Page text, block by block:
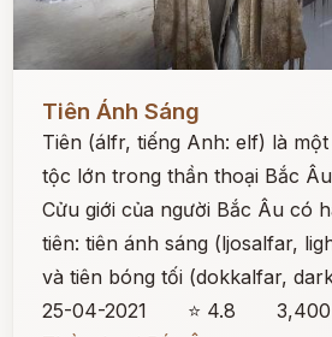
Tiên Ánh Sáng
Tiên (álfr, tiếng Anh: elf) là
tộc lớn trong thần thoại Bắc
Cửu giới của người Bắc Âu có
tiên: tiên ánh sáng (ljosalfar,
và tiên bóng tối (dokkalfar,
25-04-2021
⭐ 4.8